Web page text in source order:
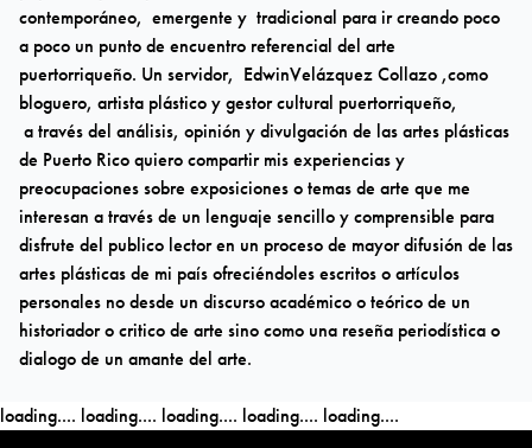
contemporáneo, emergente y tradicional para ir creando poco
a poco un punto de encuentro referencial del arte
puertorriqueño. Un servidor, EdwinVelázquez Collazo ,como
bloguero, artista plástico y gestor cultural puertorriqueño,
a través del análisis, opinión y divulgación de las artes plásticas
de Puerto Rico quiero compartir mis experiencias y
preocupaciones sobre exposiciones o temas de arte que me
interesan a través de un lenguaje sencillo y comprensible para
disfrute del publico lector en un proceso de mayor difusión de las
artes plásticas de mi país ofreciéndoles escritos o artículos
personales no desde un discurso académico o teórico de un
historiador o critico de arte sino como una reseña periodística o
dialogo de un amante del arte.
loading.... loading.... loading.... loading.... loading....